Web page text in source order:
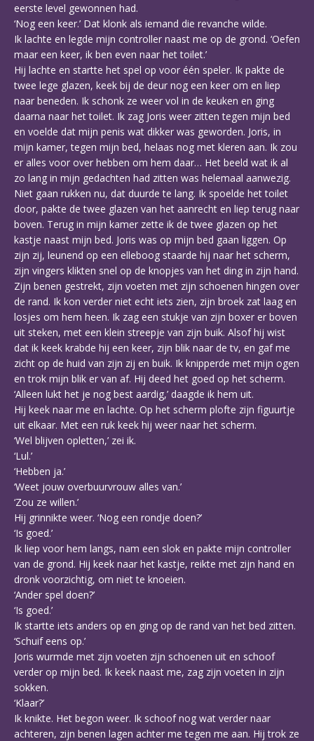
eerste level gewonnen had.
‘Nog een keer.’ Dat klonk als iemand die revanche wilde.
Ik lachte en legde mijn controller naast me op de grond. ‘Oefen
maar een keer, ik ben even naar het toilet.’
Hij lachte en startte het spel op voor één speler. Ik pakte de
twee lege glazen, keek bij de deur nog een keer om en liep
naar beneden. Ik schonk ze weer vol in de keuken en ging
daarna naar het toilet. Ik zag Joris weer zitten tegen mijn bed
en voelde dat mijn penis wat dikker was geworden. Joris, in
mijn kamer, tegen mijn bed, helaas nog met kleren aan. Ik zou
er alles voor over hebben om hem daar… Het beeld wat ik al
zo lang in mijn gedachten had zitten was helemaal aanwezig.
Niet gaan rukken nu, dat duurde te lang. Ik spoelde het toilet
door, pakte de twee glazen van het aanrecht en liep terug naar
boven. Terug in mijn kamer zette ik de twee glazen op het
kastje naast mijn bed. Joris was op mijn bed gaan liggen. Op
zijn zij, leunend op een elleboog staarde hij naar het scherm,
zijn vingers klikten snel op de knopjes van het ding in zijn hand.
Zijn benen gestrekt, zijn voeten met zijn schoenen hingen over
de rand. Ik kon verder niet echt iets zien, zijn broek zat laag en
losjes om hem heen. Ik zag een stukje van zijn boxer er boven
uit steken, met een klein streepje van zijn buik. Alsof hij wist
dat ik keek krabde hij een keer, zijn blik naar de tv, en gaf me
zicht op de huid van zijn zij en buik. Ik knipperde met mijn ogen
en trok mijn blik er van af. Hij deed het goed op het scherm.
‘Alleen lukt het je nog best aardig,’ daagde ik hem uit.
Hij keek naar me en lachte. Op het scherm plofte zijn figuurtje
uit elkaar. Met een ruk keek hij weer naar het scherm.
‘Wel blijven opletten,’ zei ik.
‘Lul.’
‘Hebben ja.’
‘Weet jouw overbuurvrouw alles van.’
‘Zou ze willen.’
Hij grinnikte weer. ‘Nog een rondje doen?’
‘Is goed.’
Ik liep voor hem langs, nam een slok en pakte mijn controller
van de grond. Hij keek naar het kastje, reikte met zijn hand en
dronk voorzichtig, om niet te knoeien.
‘Ander spel doen?’
‘Is goed.’
Ik startte iets anders op en ging op de rand van het bed zitten.
‘Schuif eens op.’
Joris wurmde met zijn voeten zijn schoenen uit en schoof
verder op mijn bed. Ik keek naast me, zag zijn voeten in zijn
sokken.
‘Klaar?’
Ik knikte. Het begon weer. Ik schoof nog wat verder naar
achteren, zijn benen lagen achter me tegen me aan. Hij trok ze